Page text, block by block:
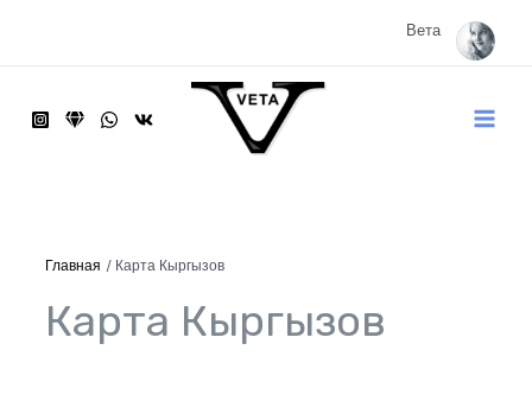
Вета
Main
Главная Карта Кыргызов
Карта Кыргызов